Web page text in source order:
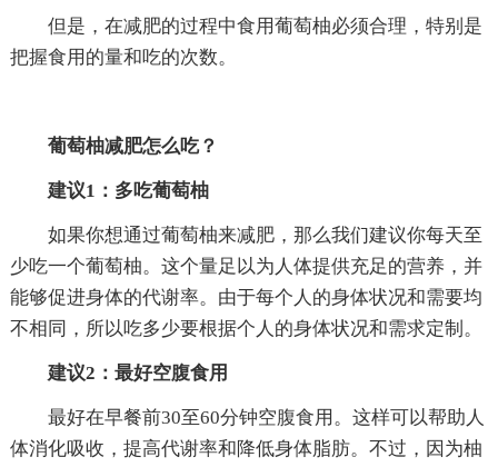
但是，在减肥的过程中食用葡萄柚必须合理，特别是
把握食用的量和吃的次数。
葡萄柚减肥怎么吃？
建议1：多吃葡萄柚
如果你想通过葡萄柚来减肥，那么我们建议你每天至
少吃一个葡萄柚。这个量足以为人体提供充足的营养，并
能够促进身体的代谢率。由于每个人的身体状况和需要均
不相同，所以吃多少要根据个人的身体状况和需求定制。
建议2：最好空腹食用
最好在早餐前30至60分钟空腹食用。这样可以帮助人
体消化吸收，提高代谢率和降低身体脂肪。不过，因为柚